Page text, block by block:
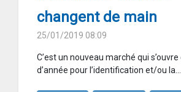
changent de main
25/01/2019 08:09
C’est un nouveau marché qui
d’année pour l’identification et/ou la...